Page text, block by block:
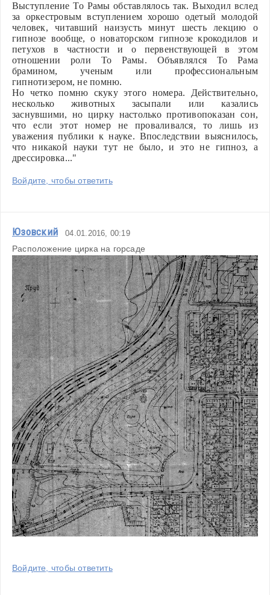
Выступление То Рамы обставлялось так. Выходил вслед
за ор­кестровым вступлением хорошо одетый молодой
человек, читав­ший наизусть минут шесть лекцию о
гипнозе вообще, о новатор­ском гипнозе крокодилов и
петухов в частности и о первенствующей в этом
отношении роли То Рамы. Объявлялся То Рама
брамином, уче­ным или профессиональным
Но четко помню скуку этого номера. Действительно,
несколько животных засыпали или казались
заснувшими, но цирку настолько противопоказан сон,
что если этот номер не проваливался, то лишь из
уважения публики к науке. Впоследствии выяснилось,
что ника­кой науки тут не было, и это не гипноз, а
дрессировка..."
Войдите, чтобы ответить
Юзовский 04.01.2016, 00:19
Расположение цирка на горсаде
Войдите, чтобы ответить